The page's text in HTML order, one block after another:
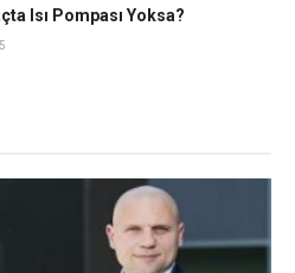
Isı Pompası Yoksa?